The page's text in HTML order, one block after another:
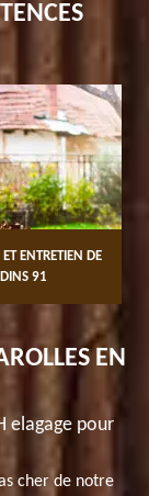
ENTRETIEN DE
91
EN
elagage pour
cher de notre